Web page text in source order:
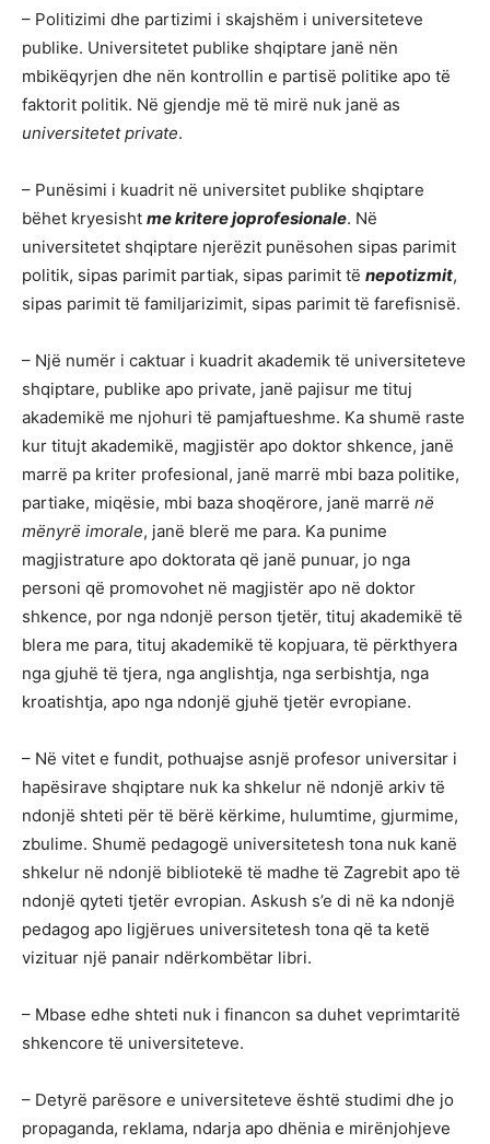
– Politizimi dhe partizimi i skajshëm i universiteteve
publike. Universitetet publike shqiptare janë nën
mbikëqyrjen dhe nën kontrollin e partisë politike apo të
faktorit politik. Në gjendje më të mirë nuk janë as
universitetet private.
– Punësimi i kuadrit në universitet publike shqiptare
bëhet kryesisht me kritere joprofesionale. Në
universitetet shqiptare njerëzit punësohen sipas parimit
politik, sipas parimit partiak, sipas parimit të nepotizmit,
sipas parimit të familjarizimit, sipas parimit të farefisnisë.
– Një numër i caktuar i kuadrit akademik të universiteteve
shqiptare, publike apo private, janë pajisur me tituj
akademikë me njohuri të pamjaftueshme. Ka shumë raste
kur titujt akademikë, magjistër apo doktor shkence, janë
marrë pa kriter profesional, janë marrë mbi baza politike,
partiake, miqësie, mbi baza shoqërore, janë marrë në
mënyrë imorale, janë blerë me para. Ka punime
magjistrature apo doktorata që janë punuar, jo nga
personi që promovohet në magjistër apo në doktor
shkence, por nga ndonjë person tjetër, tituj akademikë të
blera me para, tituj akademikë të kopjuara, të përkthyera
nga gjuhë të tjera, nga anglishtja, nga serbishtja, nga
kroatishtja, apo nga ndonjë gjuhë tjetër evropiane.
– Në vitet e fundit, pothuajse asnjë profesor universitar i
hapësirave shqiptare nuk ka shkelur në ndonjë arkiv të
ndonjë shteti për të bërë kërkime, hulumtime, gjurmime,
zbulime. Shumë pedagogë universitetesh tona nuk kanë
shkelur në ndonjë bibliotekë të madhe të Zagrebit apo të
ndonjë qyteti tjetër evropian. Askush s’e di në ka ndonjë
pedagog apo ligjërues universitetesh tona që ta ketë
vizituar një panair ndërkombëtar libri.
– Mbase edhe shteti nuk i financon sa duhet veprimtaritë
shkencore të universiteteve.
– Detyrë parësore e universiteteve është studimi dhe jo
propaganda, reklama, ndarja apo dhënia e mirënjohjeve